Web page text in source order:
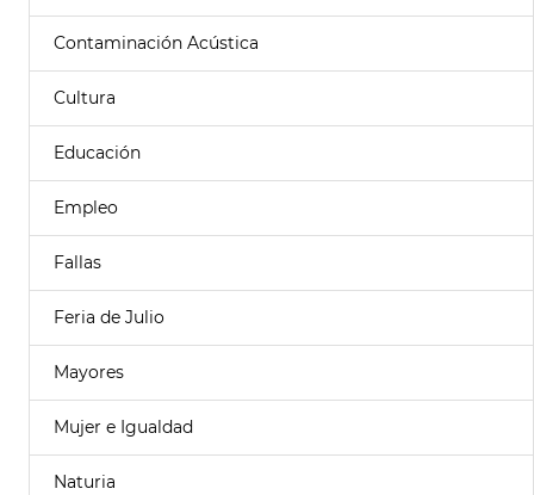
Contaminación Acústica
Cultura
Educación
Empleo
Fallas
Feria de Julio
Mayores
Mujer e Igualdad
Naturia